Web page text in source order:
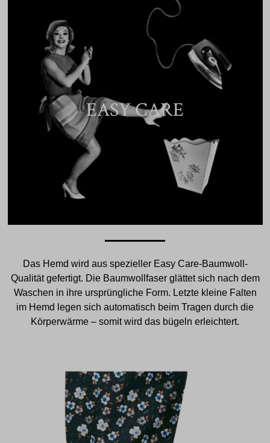
EASY CARE
Das Hemd wird aus spezieller Easy Care-Baumwoll-
Qualität gefertigt. Die Baumwollfaser glättet sich nach dem
Waschen in ihre ursprüngliche Form. Letzte kleine Falten
im Hemd legen sich automatisch beim Tragen durch die
Körperwärme – somit wird das bügeln erleichtert.